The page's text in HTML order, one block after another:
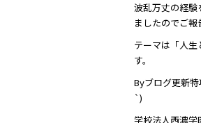
波乱万丈の経験
ましたのでご報
テーマは「人
す。
Byブログ更新
`)
学校法人西濃学